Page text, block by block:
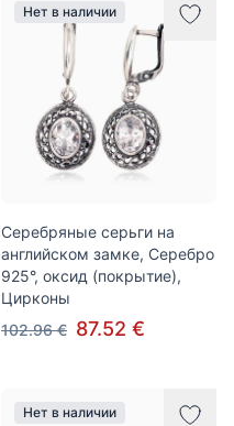
Нет в наличии
Серебряные серьги на
английском замке, Серебро
925°, оксид (покрытие),
Цирконы
102.96 € 87.52 €
Нет в наличии